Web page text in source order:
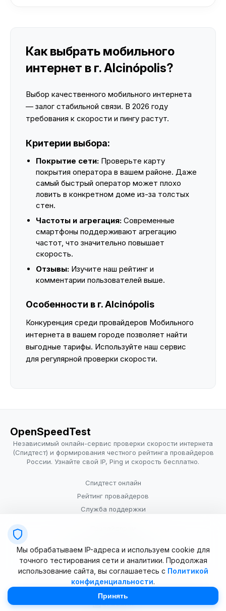
Как выбрать мобильного
интернет в г. Alcinópolis?
Выбор качественного мобильного интернета
— залог стабильной связи. В 2026 году
требования к скорости и пингу растут.
Критерии выбора:
Покрытие сети: Проверьте карту
покрытия оператора в вашем районе. Даже
самый быстрый оператор может плохо
ловить в конкретном доме из-за толстых
стен.
Частоты и агрегация: Современные
смартфоны поддерживают агрегацию
частот, что значительно повышает
скорость.
Отзывы: Изучите наш рейтинг и
комментарии пользователей выше.
Особенности в г. Alcinópolis
Конкуренция среди провайдеров Мобильного
интернета в вашем городе позволяет найти
выгодные тарифы. Используйте наш сервис
для регулярной проверки скорости.
OpenSpeedTest
Независимый онлайн-сервис проверки скорости интернета
(Спидтест) и формирования честного рейтинга провайдеров
России. Узнайте свой IP, Ping и скорость бесплатно.
Спидтест онлайн
Рейтинг провайдеров
Служба поддержки
Условия использования
© 2025–2026 OpenSpeedTest (ИП Долматова В.В.). Все права
Мы обрабатываем IP-адреса и используем cookie для
точного тестирования сети и аналитики. Продолжая
использование сайта, вы соглашаетесь с Политикой
конфиденциальности.
Принять